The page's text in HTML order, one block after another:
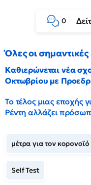
0
Όλες οι
Καθιερώνεται νέα
Οκτωβρίου με
Το τέλος μιας εποχής
Ρέντη αλλάζει
μέτρα για τον κορονοϊό
Self Test